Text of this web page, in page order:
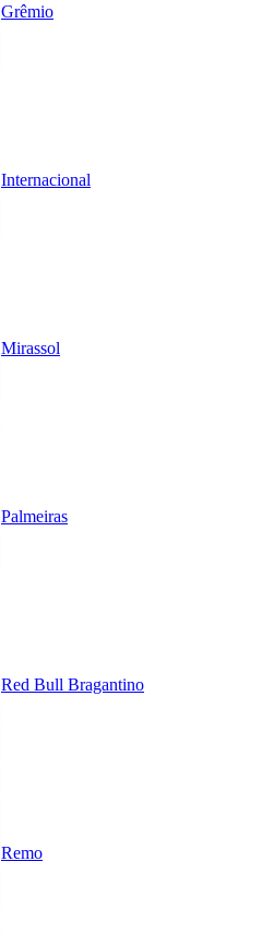
Grêmio
Internacional
Mirassol
Palmeiras
Red Bull Bragantino
Remo